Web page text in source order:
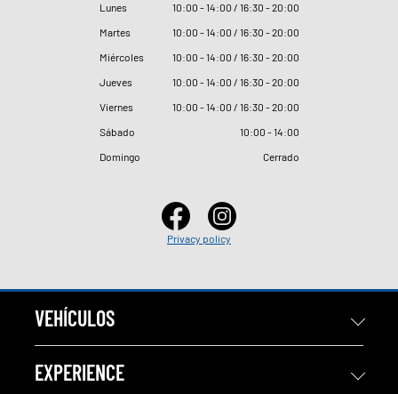
Lunes 10:00 - 14:00 / 16:30 - 20:00
Martes
10:00 - 14:00 / 16:30 - 20:00
Miércoles
10:00 - 14:00 / 16:30 - 20:00
Jueves
10:00 - 14:00 / 16:30 - 20:00
Viernes
10:00 - 14:00 / 16:30 - 20:00
Sábado
10:00 - 14:00
Domingo
Cerrado
Privacy policy
VEHÍCULOS
EXPERIENCE